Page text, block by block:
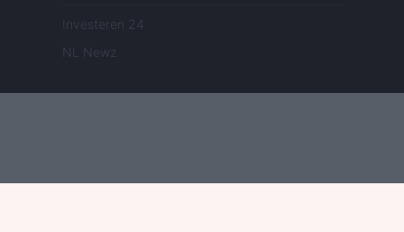
Investeren 24
NL Newz